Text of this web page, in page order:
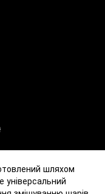
шляхом
універсальний